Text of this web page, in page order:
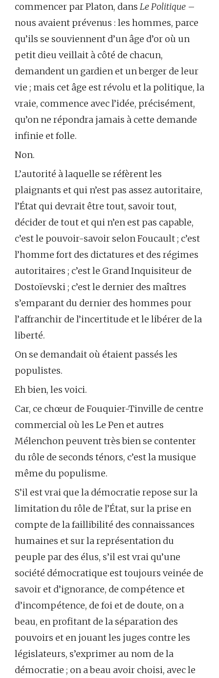
commencer par Platon, dans Le Politique –
nous avaient prévenus : les hommes, parce
qu’ils se souviennent d’un âge d’or où un
petit dieu veillait à côté de chacun,
demandent un gardien et un berger de leur
vie ; mais cet âge est révolu et la politique, la
vraie, commence avec l’idée, précisément,
qu’on ne répondra jamais à cette demande
infinie et folle.
Non.
L’autorité à laquelle se réfèrent les
plaignants et qui n’est pas assez autoritaire,
l’État qui devrait être tout, savoir tout,
décider de tout et qui n’en est pas capable,
c’est le pouvoir-savoir selon Foucault ; c’est
l’homme fort des dictatures et des régimes
autoritaires ; c’est le Grand Inquisiteur de
Dostoïevski ; c’est le dernier des maîtres
s’emparant du dernier des hommes pour
l’affranchir de l’incertitude et le libérer de la
liberté.
On se demandait où étaient passés les
populistes.
Eh bien, les voici.
Car, ce chœur de Fouquier-Tinville de centre
commercial où les Le Pen et autres
Mélenchon peuvent très bien se contenter
du rôle de seconds ténors, c’est la musique
même du populisme.
S’il est vrai que la démocratie repose sur la
limitation du rôle de l’État, sur la prise en
compte de la faillibilité des connaissances
humaines et sur la représentation du
peuple par des élus, s’il est vrai qu’une
société démocratique est toujours veinée de
savoir et d’ignorance, de compétence et
d’incompétence, de foi et de doute, on a
beau, en profitant de la séparation des
pouvoirs et en jouant les juges contre les
législateurs, s’exprimer au nom de la
démocratie ; on a beau avoir choisi, avec le